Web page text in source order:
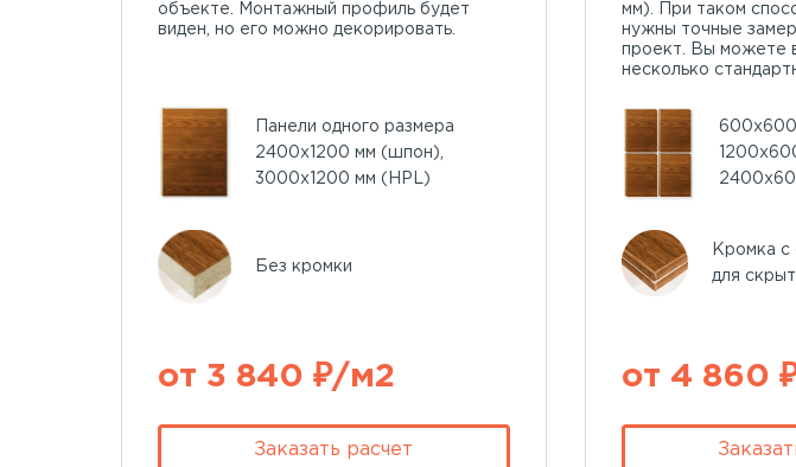
объекте. Монтажный профиль будет
виден, но его можно декорировать.
Панели одного размера
2400х1200 мм (шпон),
3000х1200 мм (HPL)
Без кромки
от 3 840 ₽/м2
Заказать расчет
мм). При таком
нужны точные
проект. Вы можете
несколько
600х600
Кромка с
для
от 4 860